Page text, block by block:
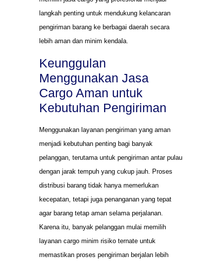
langkah penting untuk mendukung kelancaran
pengiriman barang ke berbagai daerah secara
lebih aman dan minim kendala.
Keunggulan
Menggunakan Jasa
Cargo Aman untuk
Kebutuhan Pengiriman
Menggunakan layanan pengiriman yang aman
menjadi kebutuhan penting bagi banyak
pelanggan, terutama untuk pengiriman antar pulau
dengan jarak tempuh yang cukup jauh. Proses
distribusi barang tidak hanya memerlukan
kecepatan, tetapi juga penanganan yang tepat
agar barang tetap aman selama perjalanan.
Karena itu, banyak pelanggan mulai memilih
layanan cargo minim risiko ternate untuk
memastikan proses pengiriman berjalan lebih